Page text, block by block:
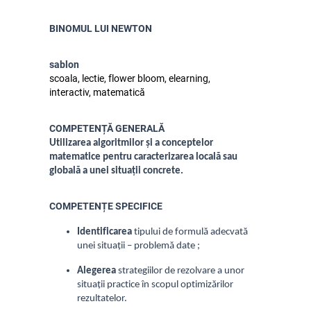
BINOMUL LUI NEWTON
sablon
scoala, lectie, flower bloom, elearning,
interactiv, matematică
COMPETENȚĂ GENERALĂ
Utilizarea algoritmilor și a conceptelor
matematice pentru caracterizarea locală sau
globală a unei situații concrete.
COMPETENȚE SPECIFICE
Identificarea tipului de formulă adecvată
unei situații – problemă date ;
Alegerea strategiilor de rezolvare a unor
situații practice în scopul optimizărilor
rezultatelor.